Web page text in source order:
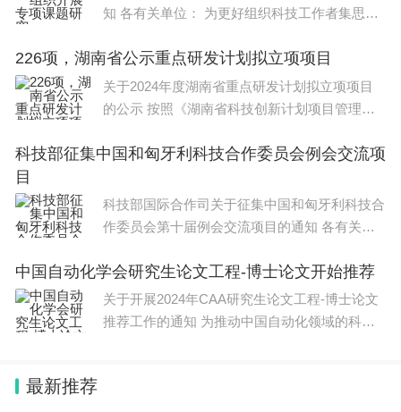
知 各有关单位： 为更好组织科技工作者集思汇
226项，湖南省公示重点研发计划拟立项项目
关于2024年度湖南省重点研发计划拟立项项目
的公示 按照《湖南省科技创新计划项目管理办
科技部征集中国和匈牙利科技合作委员会例会交流项
目
科技部国际合作司关于征集中国和匈牙利科技合
作委员会第十届例会交流项目的通知 各有关单
中国自动化学会研究生论文工程-博士论文开始推荐
关于开展2024年CAA研究生论文工程-博士论文
推荐工作的通知 为推动中国自动化领域的科技
最新推荐